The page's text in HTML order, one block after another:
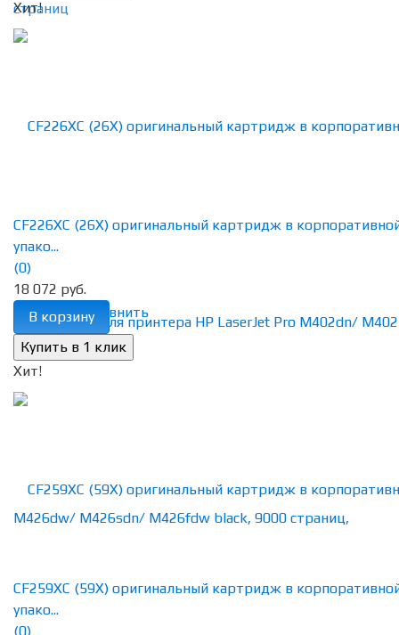
Хит!
избранное сравнить
CF226XC (26X) оригинальный картридж в
упако...
(0)
18 072 руб.
В корзину
Хит!
CF259XC (59X) оригинальный картридж в
упако...
(0)